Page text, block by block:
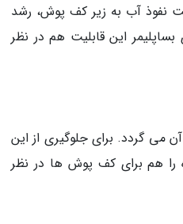
نفوذ آب به زیر کف پوش، رشد
این قابلیت هم در نظر
گردد. برای جلوگیری از این
را هم برای کف پوش ها در نظر